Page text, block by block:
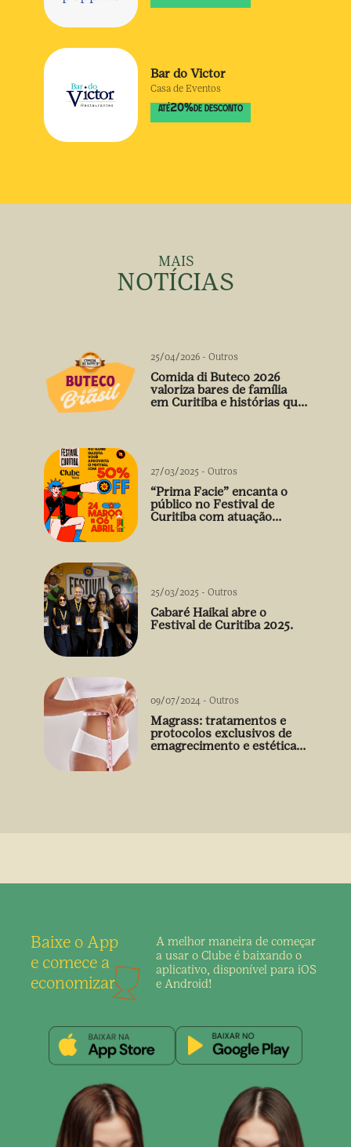
Bar do Victor
Casa de Eventos
ATÉ20% DE DESCONTO
MAIS
NOTÍCIAS
25/04/2026 - Outros
Comida di Buteco 2026
valoriza bares de família
em Curitiba e histórias que
27/03/2025 - Outros
“Prima Facie” encanta o
público no Festival de
Curitiba com atuação
25/03/2025 - Outros
Cabaré Haikai abre o
Festival de Curitiba 2025.
09/07/2024 - Outros
Magrass: tratamentos e
protocolos exclusivos de
emagrecimento e estética
Baixe o App
e comece a
economizar
A melhor maneira de começar
a usar o Clube é baixando o
aplicativo, disponível para iOS
e Android!